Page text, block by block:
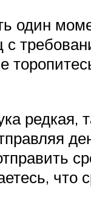
один
с
редкая,
что